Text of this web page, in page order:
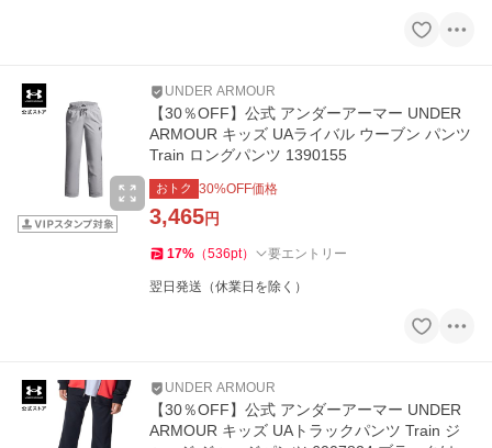
UNDER ARMOUR
【30％OFF】公式 アンダーアーマー UNDER
ARMOUR キッズ UAライバル ウーブン パンツ
Train ロングパンツ 1390155
おトク 30%OFF価格
3,465円
17% （536pt） 要エントリー
翌日発送（休業日を除く）
UNDER ARMOUR
【30％OFF】公式 アンダーアーマー UNDER
ARMOUR キッズ UAトラックパンツ Train ジ